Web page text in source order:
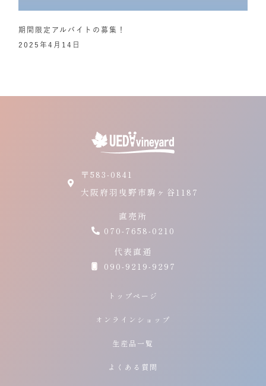
期間限定アルバイトの募集！
2025年4月14日
〒583-0841
大阪府羽曳野市駒ヶ谷1187
直売所
070-7658-0210
代表直通
090-9219-9297
トップページ
オンラインショップ
生産品一覧
よくある質問